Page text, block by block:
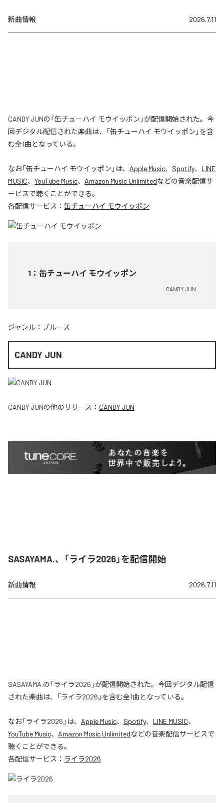
新曲情報 2026.7.11
CANDY JUNの「缶チューハイ モウイッポン」が配信開始された。今
回デジタル配信された楽曲は、「缶チューハイ モウイッポン」を含
む全1曲となっている。
なお「缶チューハイ モウイッポン 」は、 Apple Music、 Spotify、 LINE
MUSIC、 YouTube Music、 Amazon Music Unlimitedなどの音楽配信サ
ービスで聴くことができる。
各配信サービス： 缶チューハイ モウイッポン
1 ： 缶チューハイ モウイッポン
CANDY JUN
ジャンル： ブルース
CANDY JUN
CANDY JUNの他のリリース： CANDY JUN
SASAYAMA.、「ライラ2026」を配信開始
新曲情報 2026.7.11
SASAYAMA.の「ライラ2026」が配信開始された。今回デジタル配信
された楽曲は、「ライラ2026」を含む全1曲となっている。
なお「ライラ2026 」は、 Apple Music、 Spotify、 LINE MUSIC、
YouTube Music、 Amazon Music Unlimitedなどの音楽配信サービスで
聴くことができる。
各配信サービス： ライラ2026